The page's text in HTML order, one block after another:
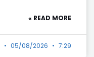
READ MORE »
05/08/2026 7:29 م